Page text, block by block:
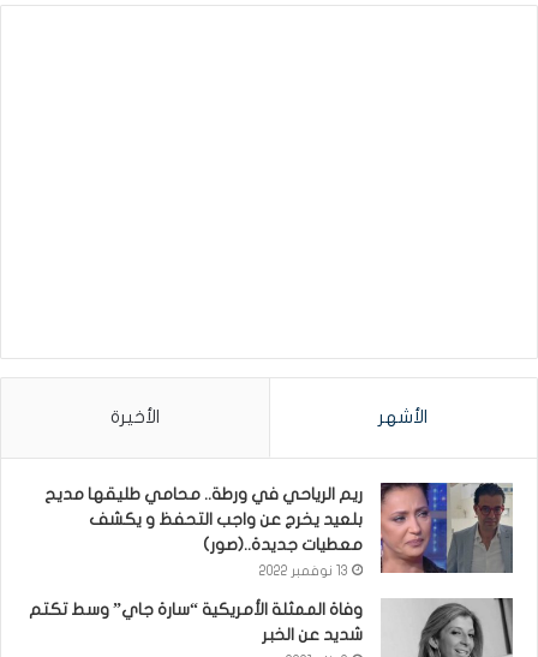
الأشهر الأخيرة
ريم الرياحي في ورطة.. محامي طليقها مديح
بلعيد يخرج عن واجب التحفظ و يكشف
معطيات جديدة..(صور)
13 نوفمبر 2022
وفاة الممثلة الأمريكية “سارة جاي” وسط تكتم
شديد عن الخبر